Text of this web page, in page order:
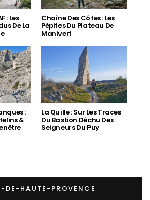
: Les
De La
Chaîne Des Côtes : Les
Pépites Du Plateau De
Manivert
:
&
La Quille : Sur Les Traces
Du Bastion Déchu Des
Seigneurs Du Puy
DE-HAUTE-PROVENCE